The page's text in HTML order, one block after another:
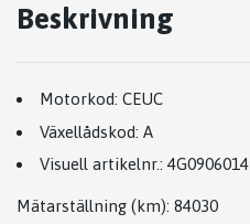
Beskrivning
Motorkod: CEUC
Växellådskod: A
Visuell artikelnr.: 4G0906014
Mätarställning (km): 84030